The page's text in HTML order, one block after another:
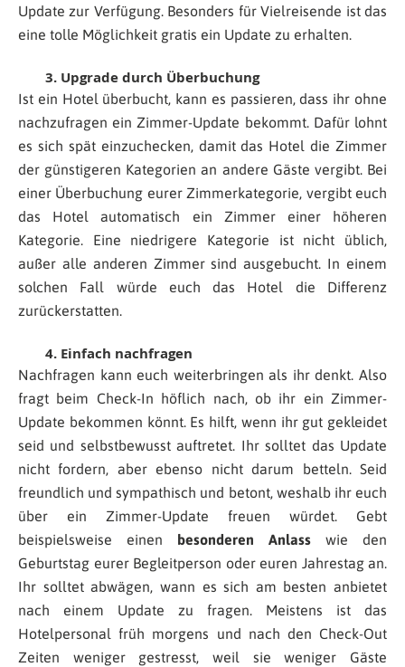
Update zur Verfügung. Besonders für Vielreisende ist das
eine tolle Möglichkeit gratis ein Update zu erhalten.
3. Upgrade durch Überbuchung
Ist ein Hotel überbucht, kann es passieren, dass ihr ohne
nachzufragen ein Zimmer-Update bekommt. Dafür lohnt
es sich spät einzuchecken, damit das Hotel die Zimmer
der günstigeren Kategorien an andere Gäste vergibt. Bei
einer Überbuchung eurer Zimmerkategorie, vergibt euch
das Hotel automatisch ein Zimmer einer höheren
Kategorie. Eine niedrigere Kategorie ist nicht üblich,
außer alle anderen Zimmer sind ausgebucht. In einem
solchen Fall würde euch das Hotel die Differenz
zurückerstatten.
4. Einfach nachfragen
Nachfragen kann euch weiterbringen als ihr denkt. Also
fragt beim Check-In höflich nach, ob ihr ein Zimmer-
Update bekommen könnt. Es hilft, wenn ihr gut gekleidet
seid und selbstbewusst auftretet. Ihr solltet das Update
nicht fordern, aber ebenso nicht darum betteln. Seid
freundlich und sympathisch und betont, weshalb ihr euch
über ein Zimmer-Update freuen würdet. Gebt
beispielsweise einen besonderen Anlass wie den
Geburtstag eurer Begleitperson oder euren Jahrestag an.
Ihr solltet abwägen, wann es sich am besten anbietet
nach einem Update zu fragen. Meistens ist das
Hotelpersonal früh morgens und nach den Check-Out
Zeiten weniger gestresst, weil sie weniger Gäste